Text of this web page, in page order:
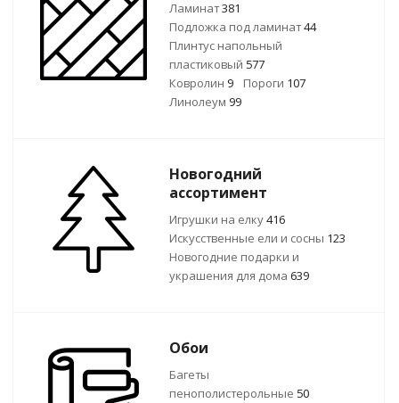
Ламинат381
Подложка под ламинат44
Плинтус напольный
пластиковый 577
Ковролин 9 Пороги 107
Линолеум 99
Новогодний
ассортимент
Игрушки на елку416
Искусственные ели и сосны 123
Новогодние подарки и
украшения для дома 639
Обои
Багеты
пенополистерольные 50